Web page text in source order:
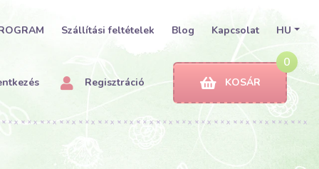
Szállítási feltételek Blog Kapcsolat HU
Regisztráció
0
KOSÁR